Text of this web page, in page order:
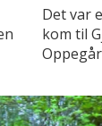
Det var
kom til